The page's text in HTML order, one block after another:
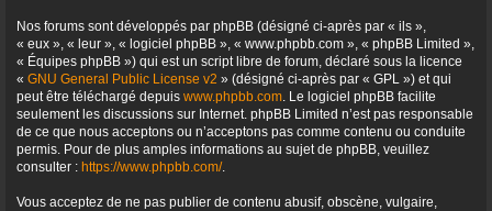
Page du Chat
CONNEXION
Nos forums sont développés par phpBB (désigné ci-après par « ils »,
« eux », « leur », « logiciel phpBB », « www.phpbb.com », « phpBB Limited »,
« Équipes phpBB ») qui est un script libre de forum, déclaré sous la licence
« GNU General Public License v2 » (désigné ci-après par « GPL ») et qui
peut être téléchargé depuis www.phpbb.com. Le logiciel phpBB facilite
seulement les discussions sur Internet. phpBB Limited n’est pas responsable
de ce que nous acceptons ou n’acceptons pas comme contenu ou conduite
permis. Pour de plus amples informations au sujet de phpBB, veuillez
consulter : https://www.phpbb.com/.
Vous acceptez de ne pas publier de contenu abusif, obscène, vulgaire,